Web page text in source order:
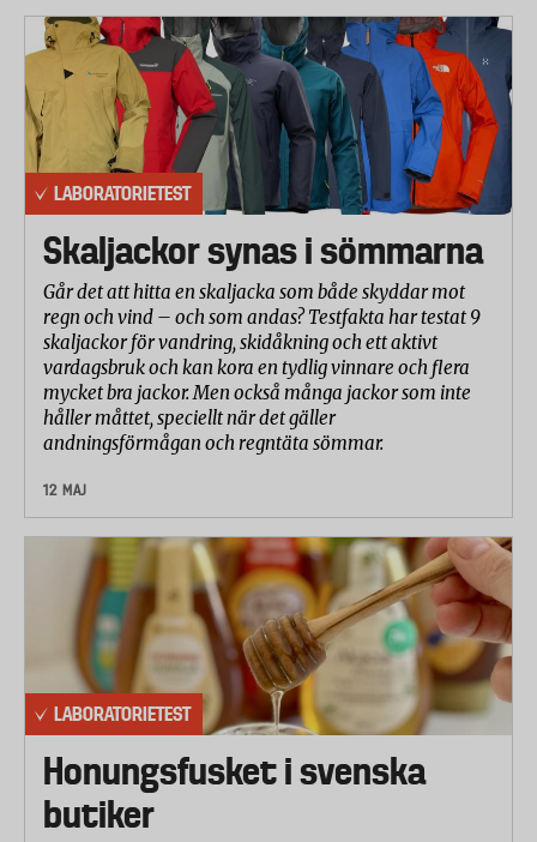
LABORATORIETEST
Skaljackor synas i sömmarna
Går det att hitta en skaljacka som både skyddar mot
regn och vind – och som andas? Testfakta har testat 9
skaljackor för vandring, skidåkning och ett aktivt
vardagsbruk och kan kora en tydlig vinnare och flera
mycket bra jackor. Men också många jackor som inte
håller måttet, speciellt när det gäller
andningsförmågan och regntäta sömmar.
12 MAJ
LABORATORIETEST
Honungsfusket i svenska
butiker